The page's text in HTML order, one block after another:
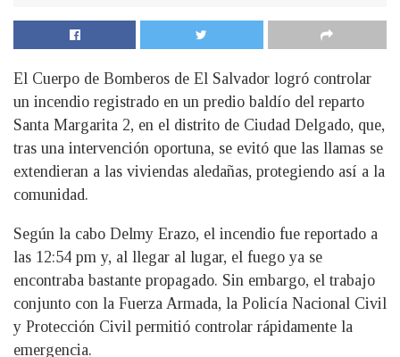
El Cuerpo de Bomberos de El Salvador logró controlar
un incendio registrado en un predio baldío del reparto
Santa Margarita 2, en el distrito de Ciudad Delgado, que,
tras una intervención oportuna, se evitó que las llamas se
extendieran a las viviendas aledañas, protegiendo así a la
comunidad.
Según la cabo Delmy Erazo, el incendio fue reportado a
las 12:54 pm y, al llegar al lugar, el fuego ya se
encontraba bastante propagado. Sin embargo, el trabajo
conjunto con la Fuerza Armada, la Policía Nacional Civil
y Protección Civil permitió controlar rápidamente la
emergencia.